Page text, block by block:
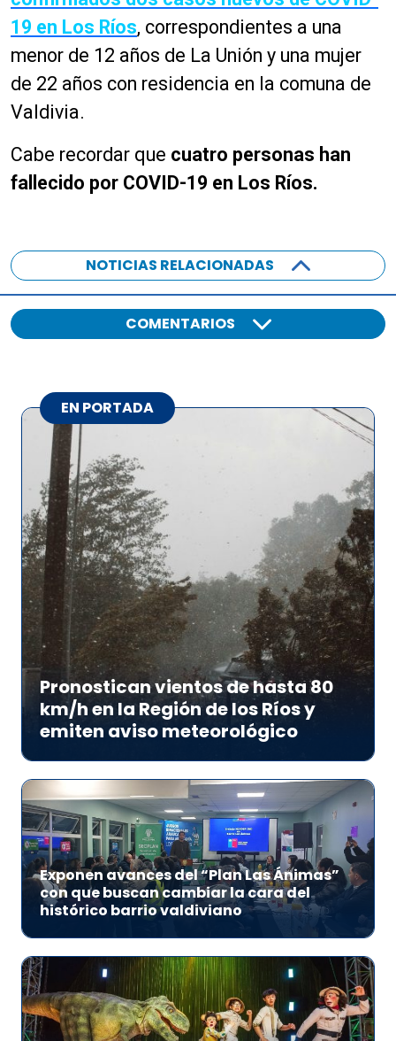
19 en Los Ríos, correspondientes a una
menor de 12 años de La Unión y una mujer
de 22 años con residencia en la comuna de
Valdivia.
Cabe recordar que cuatro personas han
fallecido por COVID-19 en Los Ríos.
NOTICIAS RELACIONADAS
COMENTARIOS
EN PORTADA
Pronostican vientos de hasta 80
km/h en la Región de los Ríos y
emiten aviso meteorológico
Exponen avances del “Plan Las Ánimas”
con que buscan cambiar la cara del
histórico barrio valdiviano